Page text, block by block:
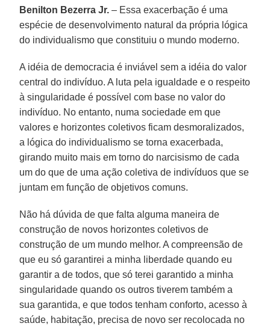
Benilton Bezerra Jr. – Essa exacerbação é uma
espécie de desenvolvimento natural da própria lógica
do individualismo que constituiu o mundo moderno.
A idéia de democracia é inviável sem a idéia do valor
central do indivíduo. A luta pela igualdade e o respeito
à singularidade é possível com base no valor do
indivíduo. No entanto, numa sociedade em que
valores e horizontes coletivos ficam desmoralizados,
a lógica do individualismo se torna exacerbada,
girando muito mais em torno do narcisismo de cada
um do que de uma ação coletiva de indivíduos que se
juntam em função de objetivos comuns.
Não há dúvida de que falta alguma maneira de
construção de novos horizontes coletivos de
construção de um mundo melhor. A compreensão de
que eu só garantirei a minha liberdade quando eu
garantir a de todos, que só terei garantido a minha
singularidade quando os outros tiverem também a
sua garantida, e que todos tenham conforto, acesso à
saúde, habitação, precisa de novo ser recolocada no